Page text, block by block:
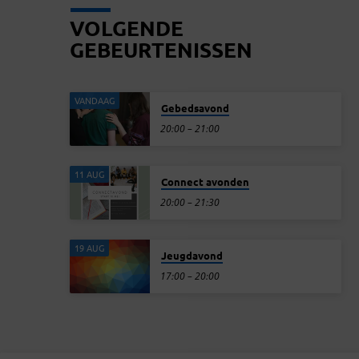
VOLGENDE
GEBEURTENISSEN
VANDAAG
Gebedsavond
20:00 – 21:00
11 AUG
Connect avonden
20:00 – 21:30
19 AUG
Jeugdavond
17:00 – 20:00